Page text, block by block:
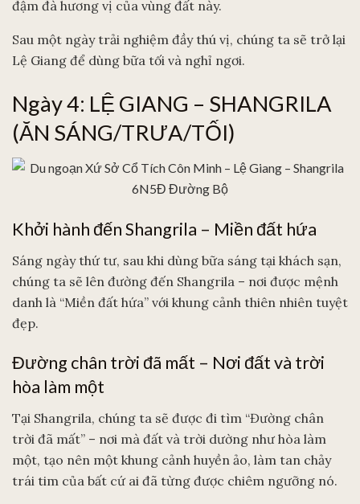
đậm đà hương vị của vùng đất này.
Sau một ngày trải nghiệm đầy thú vị, chúng ta sẽ trở lại
Lệ Giang để dùng bữa tối và nghỉ ngơi.
Ngày 4: LỆ GIANG – SHANGRILA
(ĂN SÁNG/TRƯA/TỐI)
Khởi hành đến Shangrila – Miền đất hứa
Sáng ngày thứ tư, sau khi dùng bữa sáng tại khách sạn,
chúng ta sẽ lên đường đến Shangrila – nơi được mệnh
danh là “Miền đất hứa” với khung cảnh thiên nhiên tuyệt
đẹp.
Đường chân trời đã mất – Nơi đất và trời
hòa làm một
Tại Shangrila, chúng ta sẽ được đi tìm “Đường chân
trời đã mất” – nơi mà đất và trời dường như hòa làm
một, tạo nên một khung cảnh huyền ảo, làm tan chảy
trái tim của bất cứ ai đã từng được chiêm ngưỡng nó.